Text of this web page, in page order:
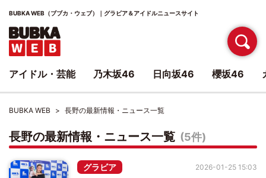
BUBKA WEB（ブブカ・ウェブ）｜グラビア＆アイドルニュースサイト
BUBKA WEB 長野の最新情報・ニュース一覧
長野の最新情報・ニュース一覧 (5件)
グラビア 2026-01-25 15:03
アイドル・芸能 乃木坂46 日向坂46 櫻坂46